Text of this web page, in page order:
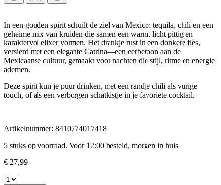
In een gouden spirit schuilt de ziel van Mexico: tequila, chili en een
geheime mix van kruiden die samen een warm, licht pittig en
karaktervol elixer vormen. Het drankje rust in een donkere fles,
versierd met een elegante Catrina—een eerbetoon aan de
Mexicaanse cultuur, gemaakt voor nachten die stijl, ritme en energie
ademen.
Deze spirit kun je puur drinken, met een randje chili als vurige
touch, of als een verborgen schatkistje in je favoriete cocktail.
Artikelnummer: 8410774017418
5 stuks op voorraad. Voor 12:00 besteld, morgen in huis
€ 27,99